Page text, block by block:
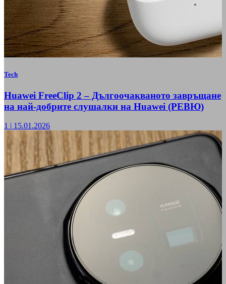
Tech
Huawei FreeClip 2 – Дългоочакваното завръщане
на най-добрите слушалки на Huawei (РЕВЮ)
1 | 15.01.2026